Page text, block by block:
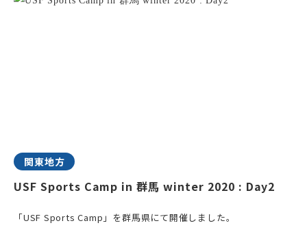
関東地方
USF Sports Camp in 群馬 winter 2020 : Day2
「USF Sports Camp」を群馬県にて開催しました。